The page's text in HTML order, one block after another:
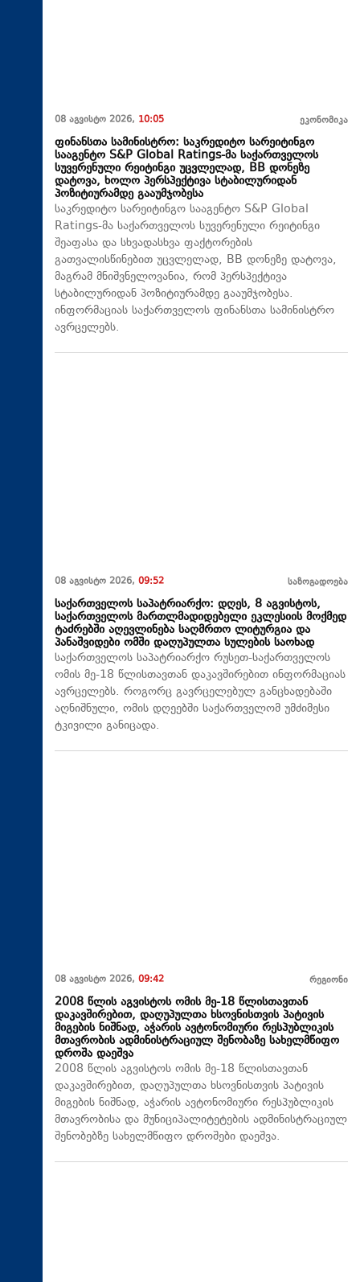
08 აგვისტო 2026, 10:05 ეკონომიკა
ფინანსთა სამინისტრო: საკრედიტო სარეიტინგო
სააგენტო S&P Global Ratings-მა საქართველოს
სუვერენული რეიტინგი უცვლელად, BB დონეზე
დატოვა, ხოლო პერსპექტივა სტაბილურიდან
პოზიტიურამდე გააუმჯობესა
საკრედიტო სარეიტინგო სააგენტო S&P Global
Ratings-მა საქართველოს სუვერენული რეიტინგი
შეაფასა და სხვადასხვა ფაქტორების
გათვალისწინებით უცვლელად, BB დონეზე დატოვა,
მაგრამ მნიშვნელოვანია, რომ პერსპექტივა
სტაბილურიდან პოზიტიურამდე გააუმჯობესა.
ინფორმაციას საქართველოს ფინანსთა სამინისტრო
ავრცელებს.
08 აგვისტო 2026, 09:52 საზოგადოება
საქართველოს საპატრიარქო: დღეს, 8 აგვისტოს,
საქართველოს მართლმადიდებელი ეკლესიის მოქმედ
ტაძრებში აღევლინება საღმრთო ლიტურგია და
პანაშვიდები ომში დაღუპულთა სულების საოხად
საქართველოს საპატრიარქო რუსეთ-საქართველოს
ომის მე-18 წლისთავთან დაკავშირებით ინფორმაციას
ავრცელებს. როგორც გავრცელებულ განცხადებაში
აღნიშნული, ომის დღეებში საქართველომ უმძიმესი
ტკივილი განიცადა.
08 აგვისტო 2026, 09:42 რეგიონი
2008 წლის აგვისტოს ომის მე-18 წლისთავთან
დაკავშირებით, დაღუპულთა ხსოვნისთვის პატივის
მიგების ნიშნად, აჭარის ავტონომიური რესპუბლიკის
მთავრობის ადმინისტრაციულ შენობაზე სახელმწიფო
დროშა დაეშვა
2008 წლის აგვისტოს ომის მე-18 წლისთავთან
დაკავშირებით, დაღუპულთა ხსოვნისთვის პატივის
მიგების ნიშნად, აჭარის ავტონომიური რესპუბლიკის
მთავრობისა და მუნიციპალიტეტების ადმინისტრაციულ
შენობებზე სახელმწიფო დროშები დაეშვა.